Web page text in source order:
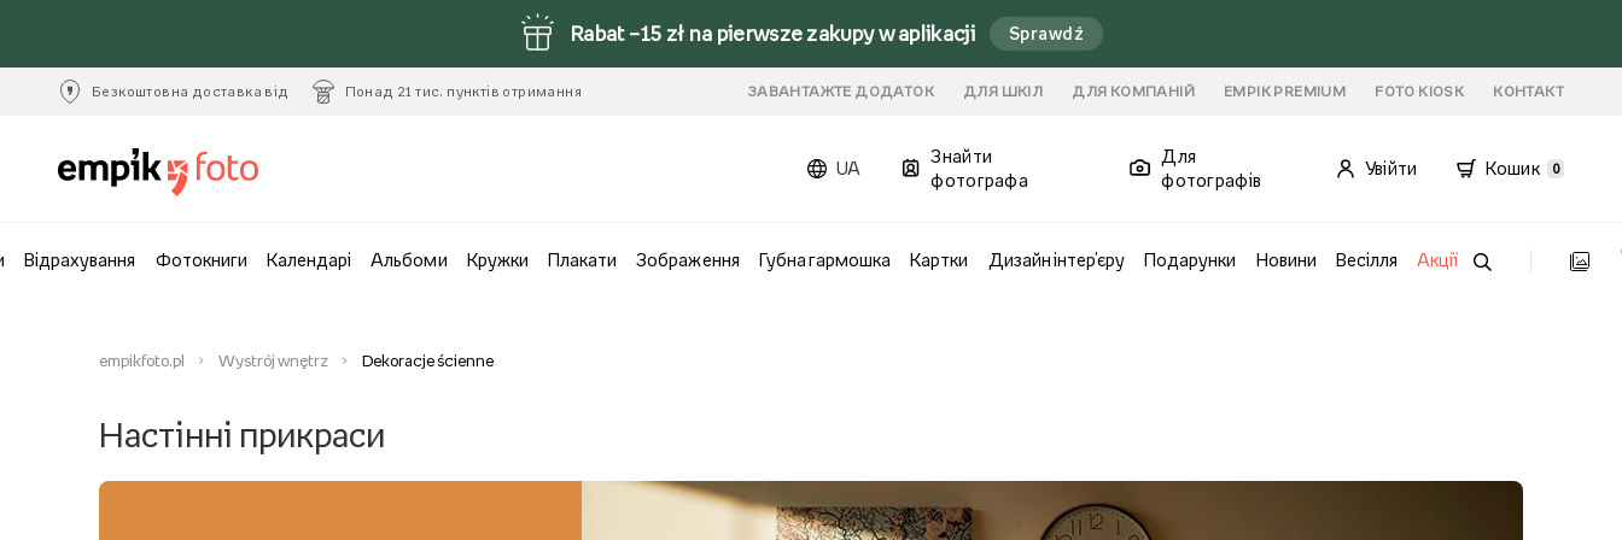
Rabat –15 zł na pierwsze zakupy w aplikacji Sprawdź
Безкоштовна доставка від Понад 21 тис. пунктів отримання ЗАВАНТАЖТЕ ДОДАТОК ДЛЯ ШКІЛ ДЛЯ КОМПАНІЙ EMPIK PREMIUM FOTO KIOSK КОНТАКТ
UA
Знайти
фотографа
Для
фотографів
Увійти Кошик 0
Відрахування Фотокниги Календарі Альбоми Кружки Плакати Зображення Губна гармошка Картки Дизайн інтер'єру Подарунки Новини Весілля Акції
empikfoto.pl Wystrój wnętrz Dekoracje ścienne
Настінні прикраси